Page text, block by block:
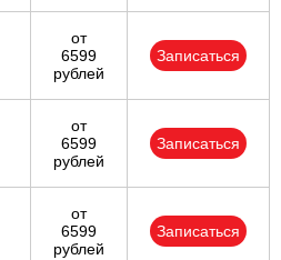
от
6599
рублей
Записаться
от
6599
рублей
Записаться
от
6599
рублей
Записаться